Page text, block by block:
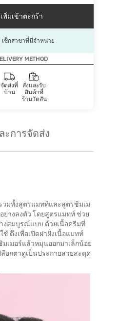
เพิ่มเข้าตะกร้า
เช็กสาขาที่มีจำหน่าย
METHOD
จัดส่งที่
บ้าน
สั่งและรับ
สินค้าที่
ร้านวัตสัน
ะการจัดส่ง
วมทั้งสูตรแมทท์และสูตรชิมเม
างลงตัว โดยสูตรแมทท์ ช่วย
งสมบูรณ์แบบ ด้วยเนื้อครีมที่
ดึงเพื่อเปิดฝาฝั่งเนื้อแมทท์
เมอร์แล้วหมุนออกมาเล็กน้อย
อกตาดูเป็นประกายสวยสะดุด